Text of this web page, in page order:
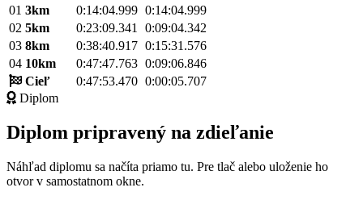
01 3km 0:14:04.999 0:14:04.999
02 5km 0:23:09.341
0:09:04.342
03 8km 0:38:40.917 0:15:31.576
04 10km 0:47:47.763 0:09:06.846
Cieľ
0:47:53.470 0:00:05.707
Diplom
Diplom pripravený na zdieľanie
Náhľad diplomu sa načíta priamo tu. Pre tlač alebo uloženie ho
otvor v samostatnom okne.